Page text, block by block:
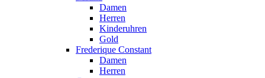
Damen
Herren
Kinderuhren
Gold
Frederique Constant
Damen
Herren